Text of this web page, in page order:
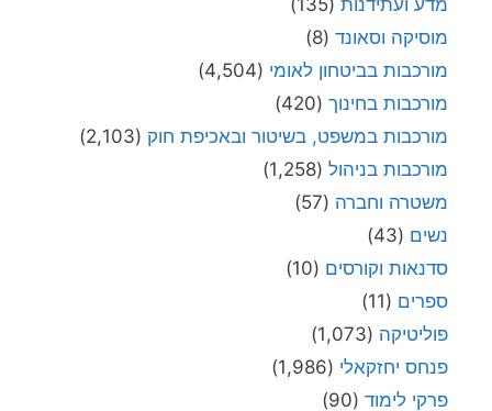
מוסיקה וסאונד (8)
מורכבות בביטחון לאומי (4,504)
מורכבות בחינוך (420)
מורכבות במשפט, בשיטור ובאכיפת חוק (2,103)
מורכבות בניהול (1,258)
משטרה וחברה (57)
נשים (43)
סדנאות וקורסים (10)
ספרים (11)
פוליטיקה (1,073)
פנחס יחזקאלי (1,986)
פרקי לימוד (90)